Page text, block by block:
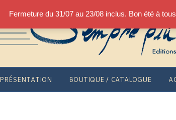
Fermeture du 31/07 au 23/08 inclus. Bon été à
PRÉSENTATION BOUTIQUE / CATALOGUE